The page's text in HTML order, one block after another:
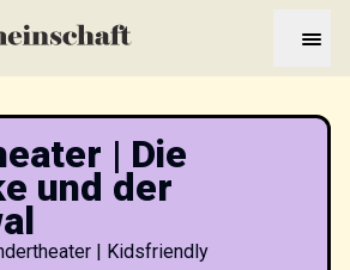
| Die
und der
| Kidsfriendly